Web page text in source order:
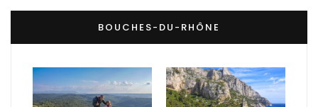
BOUCHES-DU-RHÔNE